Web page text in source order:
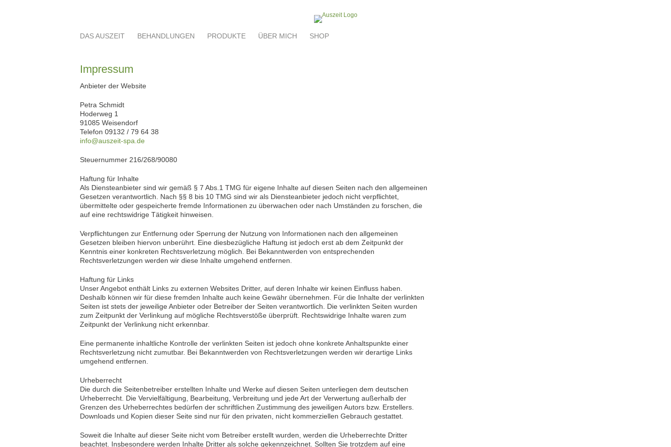
DAS AUSZEIT BEHANDLUNGEN PRODUKTE ÜBER MICH SHOP
Impressum
Anbieter der Website
Petra Schmidt
Hoderweg 1
91085 Weisendorf
Telefon 09132 / 79 64 38
info@auszeit-spa.de
Steuernummer 216/268/90080
Haftung für Inhalte
Als Diensteanbieter sind wir gemäß § 7 Abs.1 TMG für eigene Inhalte auf diesen Seiten nach den allgemeinen
Gesetzen verantwortlich. Nach §§ 8 bis 10 TMG sind wir als Diensteanbieter jedoch nicht verpflichtet,
übermittelte oder gespeicherte fremde Informationen zu überwachen oder nach Umständen zu forschen, die
auf eine rechtswidrige Tätigkeit hinweisen.
Verpflichtungen zur Entfernung oder Sperrung der Nutzung von Informationen nach den allgemeinen
Gesetzen bleiben hiervon unberührt. Eine diesbezügliche Haftung ist jedoch erst ab dem Zeitpunkt der
Kenntnis einer konkreten Rechtsverletzung möglich. Bei Bekanntwerden von entsprechenden
Rechtsverletzungen werden wir diese Inhalte umgehend entfernen.
Haftung für Links
Unser Angebot enthält Links zu externen Websites Dritter, auf deren Inhalte wir keinen Einfluss haben.
Deshalb können wir für diese fremden Inhalte auch keine Gewähr übernehmen. Für die Inhalte der verlinkten
Seiten ist stets der jeweilige Anbieter oder Betreiber der Seiten verantwortlich. Die verlinkten Seiten wurden
zum Zeitpunkt der Verlinkung auf mögliche Rechtsverstöße überprüft. Rechtswidrige Inhalte waren zum
Zeitpunkt der Verlinkung nicht erkennbar.
Eine permanente inhaltliche Kontrolle der verlinkten Seiten ist jedoch ohne konkrete Anhaltspunkte einer
Rechtsverletzung nicht zumutbar. Bei Bekanntwerden von Rechtsverletzungen werden wir derartige Links
umgehend entfernen.
Urheberrecht
Die durch die Seitenbetreiber erstellten Inhalte und Werke auf diesen Seiten unterliegen dem deutschen
Urheberrecht. Die Vervielfältigung, Bearbeitung, Verbreitung und jede Art der Verwertung außerhalb der
Grenzen des Urheberrechtes bedürfen der schriftlichen Zustimmung des jeweiligen Autors bzw. Erstellers.
Downloads und Kopien dieser Seite sind nur für den privaten, nicht kommerziellen Gebrauch gestattet.
Soweit die Inhalte auf dieser Seite nicht vom Betreiber erstellt wurden, werden die Urheberrechte Dritter
beachtet. Insbesondere werden Inhalte Dritter als solche gekennzeichnet. Sollten Sie trotzdem auf eine